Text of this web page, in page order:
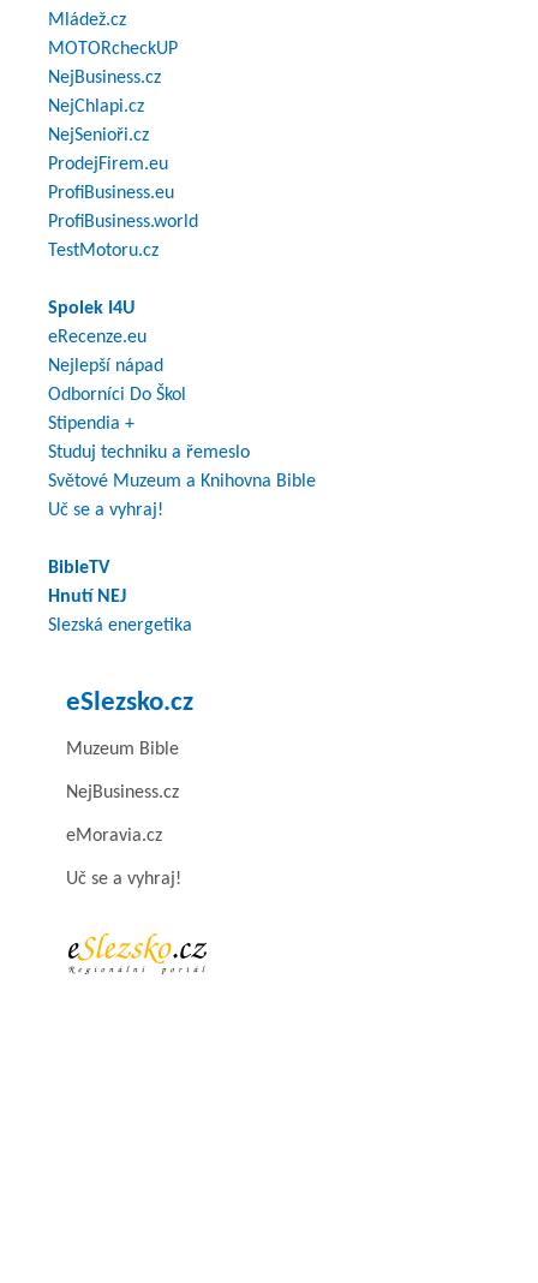
Mládež.cz
MOTORcheckUP
NejBusiness.cz
NejChlapi.cz
NejSenioři.cz
ProdejFirem.eu
ProfiBusiness.eu
ProfiBusiness.world
TestMotoru.cz
Spolek I4U
eRecenze.eu
Nejlepší nápad
Odborníci Do Škol
Stipendia +
Studuj techniku a řemeslo
Světové Muzeum a Knihovna Bible
Uč se a vyhraj!
BibleTV
Hnutí NEJ
Slezská energetika
eSlezsko.cz
Muzeum Bible
NejBusiness.cz
eMoravia.cz
Uč se a vyhraj!